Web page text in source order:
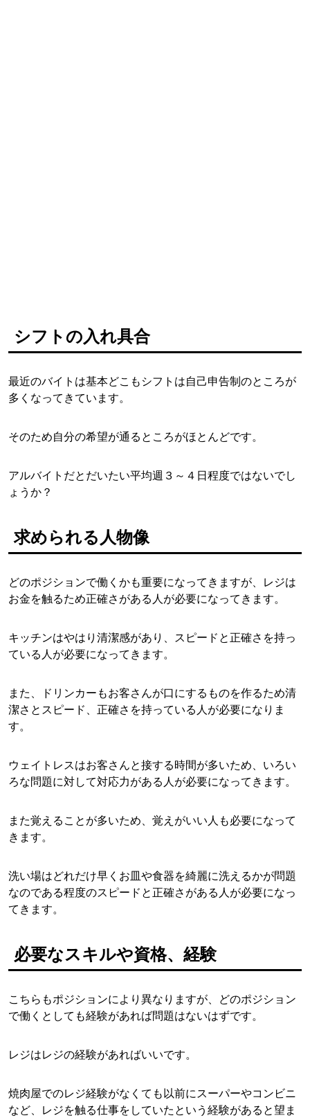
シフトの入れ具合
最近のバイトは基本どこもシフトは自己申告制のところが
多くなってきています。
そのため自分の希望が通るところがほとんどです。
アルバイトだとだいたい平均週３～４日程度ではないでし
ょうか？
求められる人物像
どのポジションで働くかも重要になってきますが、レジは
お金を触るため正確さがある人が必要になってきます。
キッチンはやはり清潔感があり、スピードと正確さを持っ
ている人が必要になってきます。
また、ドリンカーもお客さんが口にするものを作るため清
潔さとスピード、正確さを持っている人が必要になりま
す。
ウェイトレスはお客さんと接する時間が多いため、いろい
ろな問題に対して対応力がある人が必要になってきます。
また覚えることが多いため、覚えがいい人も必要になって
きます。
洗い場はどれだけ早くお皿や食器を綺麗に洗えるかが問題
なのである程度のスピードと正確さがある人が必要になっ
てきます。
必要なスキルや資格、経験
こちらもポジションにより異なりますが、どのポジション
で働くとしても経験があれば問題はないはずです。
レジはレジの経験があればいいです。
焼肉屋でのレジ経験がなくても以前にスーパーやコンビニ
など、レジを触る仕事をしていたという経験があると望ま